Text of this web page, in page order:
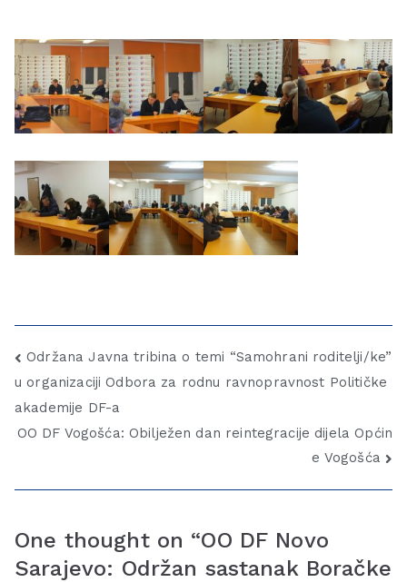
Održana Javna tribina o temi “Samohrani roditelji/ke”
u organizaciji Odbora za rodnu ravnopravnost Političke
akademije DF-a
OO DF Vogošća: Obilježen dan reintegracije dijela Općin
e Vogošća
One thought on “OO DF Novo
Sarajevo: Održan sastanak Boračke